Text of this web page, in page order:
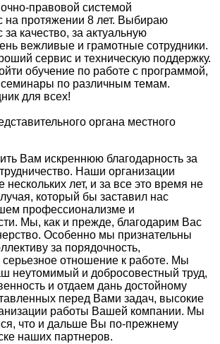
правовой системой
на протяжении 8 лет. Выбираю
качество, за актуальную
вежливые и грамотные сотрудники.
сервис и техническую поддержку.
обучение по работе с программой,
семинары по различным темам.
для всех!
органа местного
Вам искреннюю благодарность за
Наши организации
нескольких лет, и за все это время не
который бы заставил нас
профессионализме и
Мы, как и прежде, благодарим Вас
Особенно мы признательны
за порядочность,
серьезное отношение к работе. Мы
неутомимый и добросовестный труд,
и отдаем дань достойному
перед Вами задач, высокие
работы Вашей компании. Мы
что и дальше Вы по-прежнему
наших партнеров.